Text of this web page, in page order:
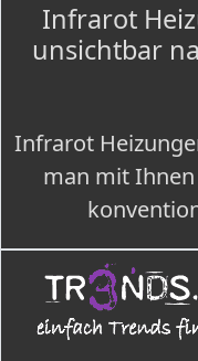
Infrarot
unsichtbar
Infrarot
man mit